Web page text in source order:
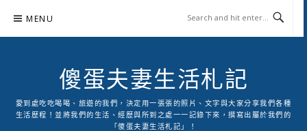
content
MENU
傻蛋夫妻生活札記
愛到處吃吃喝喝、旅遊的我們，決定用一張張的照片、文字與大家分享我們各種
生活歷程！並將我們的生活、經歷與所到之處一一記錄下來，撰寫出屬於我們的
「傻蛋夫妻生活札記」！